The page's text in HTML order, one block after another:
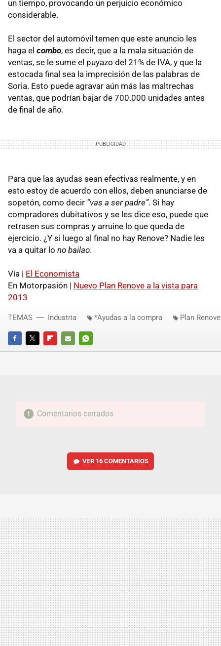
un tiempo, provocando un perjuicio económico
considerable.
El sector del automóvil temen que este anuncio les
haga el combo, es decir, que a la mala situación de
ventas, se le sume el puyazo del 21% de IVA, y que la
estocada final sea la imprecisión de las palabras de
Soria. Esto puede agravar aún más las maltrechas
ventas, que podrían bajar de 700.000 unidades antes
de final de año.
Para que las ayudas sean efectivas realmente, y en
esto estoy de acuerdo con ellos, deben anunciarse de
sopetón, como decir “vas a ser padre”. Si hay
compradores dubitativos y se les dice eso, puede que
retrasen sus compras y arruine lo que queda de
ejercicio. ¿Y si luego al final no hay Renove? Nadie les
va a quitar lo no bailao.
Vía | El Economista
En Motorpasión | Nuevo Plan Renove a la vista para
2013
FACEBOOKTWITTERFLIPBOARD
E-
WHATSAPP
TEMAS Industria *Ayudas a la compra Plan Renove
Comentarios cerrados
VER 16 COMENTARIOS